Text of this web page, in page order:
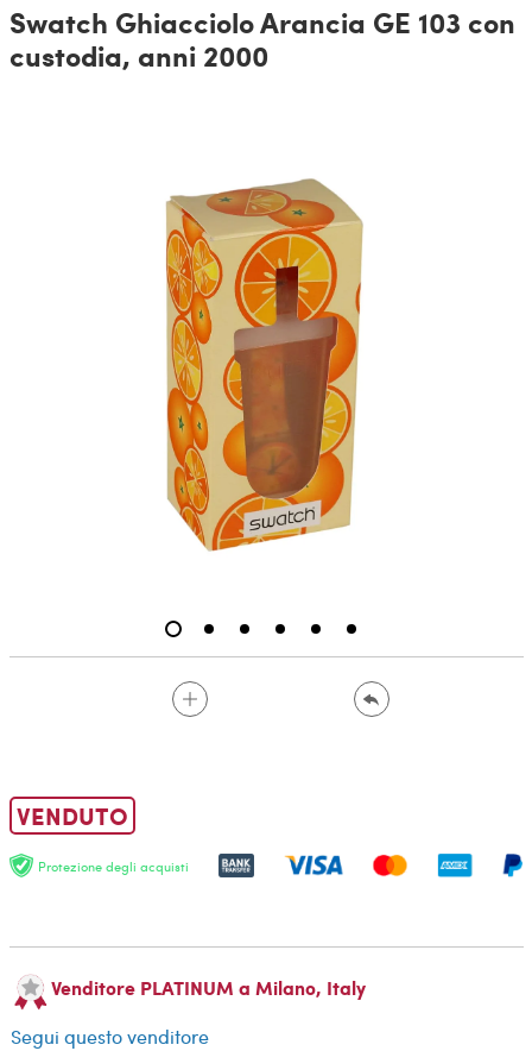
Swatch Ghiacciolo Arancia GE 103 con
custodia, anni 2000
VENDUTO
Protezione degli acquisti
Venditore PLATINUM a Milano, Italy
Segui questo venditore